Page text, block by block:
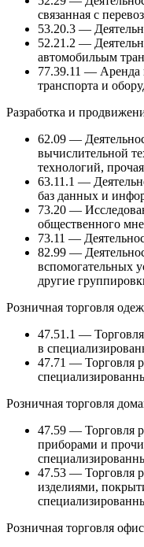
связанная с
53.20.3 —
52.21.2 —
автомобильым
77.39.11 — Аренда
транспорта и
Разработка и
62.09 —
вычислительной
технологий,
63.11.1 —
баз данных и
73.20 —
общественного
73.11 —
82.99 —
вспомогательных
другие
Розничная торговля
47.51.1 —
в
47.71 — Торговля
Розничная торговля
47.59 — Торговля
приборами и
47.53 — Торговля
изделиями,
Розничная торговля